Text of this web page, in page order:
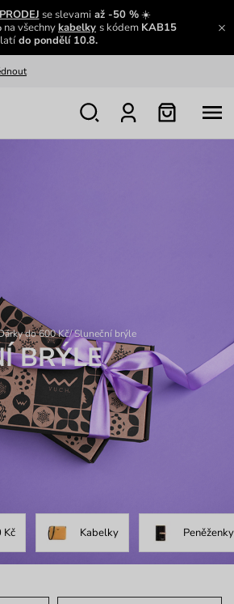
se slevamiaž -50 %☀️
na všechnykabelky s kódem KAB15
do pondělí 10.8.
do 600 Kč/Sluneční brýle
BRÝLE
Kč Kabelky Peněženky